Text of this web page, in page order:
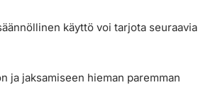
käyttö voi tarjota seuraavia
ja jaksamiseen hieman paremman